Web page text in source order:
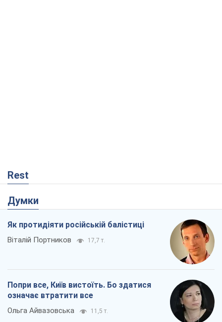
Rest
Думки
Як протидіяти російській балістиці
Віталій Портников 17,7 т.
Попри все, Київ вистоїть. Бо здатися
означає втратити все
Ольга Айвазовська 11,5 т.